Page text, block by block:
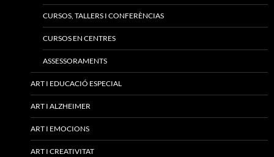
CURSOS, TALLERS I CONFERÈNCIAS
CURSOS EN CENTRES
ASSESSORAMENTS
ART I EDUCACIÓ ESPECIAL
ART I ALZHEIMER
ART I EMOCIONS
ART I CREATIVITAT